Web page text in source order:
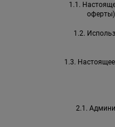
1.1.
1.2.
1.3.
2.1.